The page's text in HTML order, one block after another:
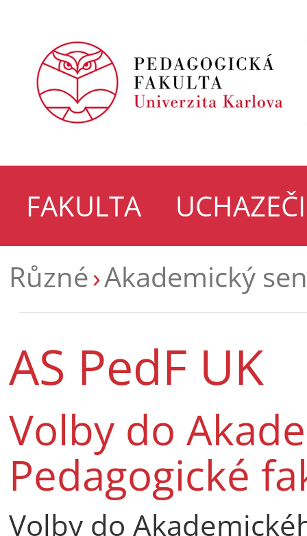
FAKULTA
UCHAZEČI
Různé Akademický
AS PedF UK
Volby do
Pedagogické
Volby do